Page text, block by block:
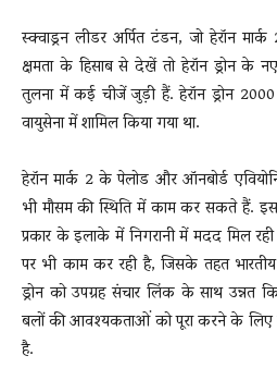
स्क्वाड्रन लीडर अर्पित टंडन, जो हेरॉन
क्षमता के हिसाब से देखें तो हेरॉन ड्रोन
तुलना में कई चीजें जुड़ी हैं. हेरॉन ड्रोन
वायुसेना में शामिल किया गया था.
हेरॉन मार्क 2 के पेलोड और ऑनबोर्ड
भी मौसम की स्थिति में काम कर सकते हैं.
प्रकार के इलाके में निगरानी में मदद मिल रही
पर भी काम कर रही है, जिसके तहत
ड्रोन को उपग्रह संचार लिंक के साथ उन्नत
बलों की आवश्यकताओं को पूरा करने के लिए
है.